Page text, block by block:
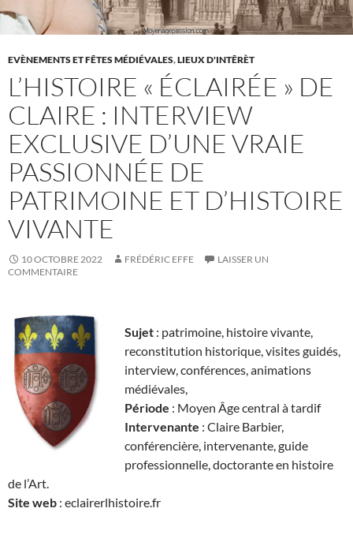
EVÈNEMENTS ET FÊTES MÉDIÉVALES,LIEUX D'INTÊRÈT
L’HISTOIRE « ÉCLAIRÉE » DE
CLAIRE : INTERVIEW
EXCLUSIVE D’UNE VRAIE
PASSIONNÉE DE
PATRIMOINE ET D’HISTOIRE
VIVANTE
10 OCTOBRE 2022 FRÉDÉRIC EFFE
LAISSER UN
COMMENTAIRE
Sujet : patrimoine, histoire vivante,
reconstitution historique, visites guidés,
interview, conférences, animations
médiévales,
Période : Moyen Âge central à tardif
Intervenante : Claire Barbier,
conférencière, intervenante, guide
professionnelle, doctorante en histoire
de l’Art.
Site web : eclairerlhistoire.fr